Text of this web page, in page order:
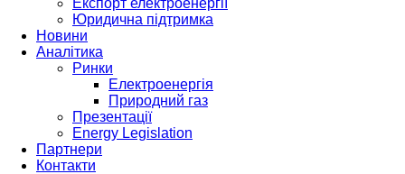
Експорт електроенергії
Юридична підтримка
Новини
Аналітика
Ринки
Електроенергія
Природний газ
Презентації
Energy Legislation
Партнери
Контакти